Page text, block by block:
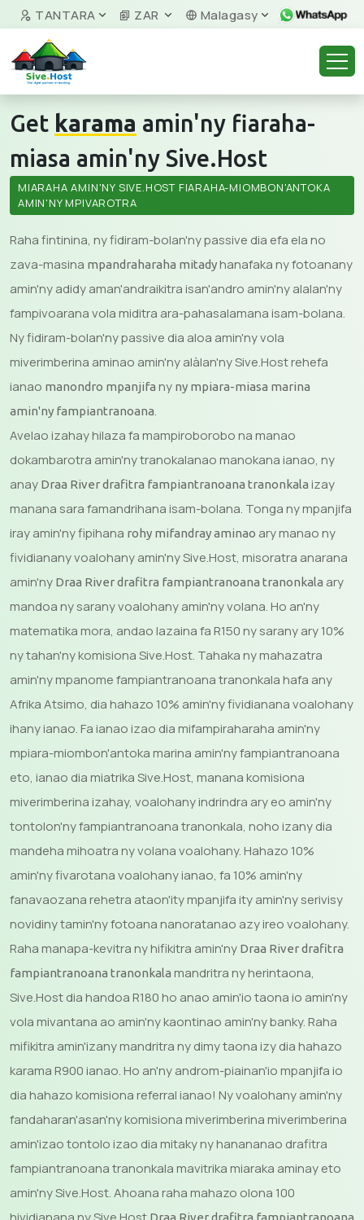
TANTARA ZAR Malagasy
Get karama amin'ny fiaraha-
miasa amin'ny Sive.Host
MIARAHA AMIN'NY SIVE.HOST FIARAHA-MIOMBON'ANTOKA
AMIN'NY MPIVAROTRA
Raha fintinina, ny fidiram-bolan'ny passive dia efa ela no
zava-masina mpandraharaha mitadyhanafaka ny fotoanany
amin'ny adidy aman'andraikitra isan'andro amin'ny alalan'ny
fampivoarana vola miditra ara-pahasalamana isam-bolana.
Ny fidiram-bolan'ny passive dia aloa amin'ny vola
miverimberina aminao amin'ny alàlan'ny Sive.Host rehefa
ianao manondro mpanjifa ny ny mpiara-miasa marina
amin'ny fampiantranoana.
Avelao izahay hilaza fa mampiroborobo na manao
dokambarotra amin'ny tranokalanao manokana ianao, ny
anay Draa River drafitra fampiantranoana tranonkala izay
manana sara famandrihana isam-bolana. Tonga ny mpanjifa
iray amin'ny fipihana rohy mifandray aminao ary manao ny
fividianany voalohany amin'ny Sive.Host, misoratra anarana
amin'ny Draa River drafitra fampiantranoana tranonkala ary
mandoa ny sarany voalohany amin'ny volana. Ho an'ny
matematika mora, andao lazaina fa R150 ny sarany ary 10%
ny tahan'ny komisiona Sive.Host. Tahaka ny mahazatra
amin'ny mpanome fampiantranoana tranonkala hafa any
Afrika Atsimo, dia hahazo 10% amin'ny fividianana voalohany
ihany ianao. Fa ianao izao dia mifampiraharaha amin'ny
mpiara-miombon'antoka marina amin'ny fampiantranoana
eto, ianao dia miatrika Sive.Host, manana komisiona
miverimberina izahay, voalohany indrindra ary eo amin'ny
tontolon'ny fampiantranoana tranonkala, noho izany dia
mandeha mihoatra ny volana voalohany. Hahazo 10%
amin'ny fivarotana voalohany ianao, fa 10% amin'ny
fanavaozana rehetra ataon'ity mpanjifa ity amin'ny serivisy
novidiny tamin'ny fotoana nanoratanao azy ireo voalohany.
Raha manapa-kevitra ny hifikitra amin'ny Draa River drafitra
fampiantranoana tranonkala mandritra ny herintaona,
Sive.Host dia handoa R180 ho anao amin'io taona io amin'ny
vola mivantana ao amin'ny kaontinao amin'ny banky. Raha
mifikitra amin'izany mandritra ny dimy taona izy dia hahazo
karama R900 ianao. Ho an'ny androm-piainan'io mpanjifa io
dia hahazo komisiona referral ianao! Ny voalohany amin'ny
fandaharan'asan'ny komisiona miverimberina miverimberina
amin'izao tontolo izao dia mitaky ny hanananao drafitra
fampiantranoana tranonkala mavitrika miaraka aminay eto
amin'ny Sive.Host. Ahoana raha mahazo olona 100
Draa River drafitra fampiantranoana